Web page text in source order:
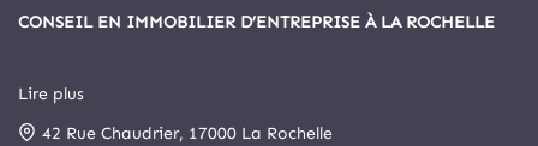
CONSEIL EN IMMOBILIER D’ENTREPRISE À LA ROCHELLE
Depuis 1999, Arthur Loyd La Rochelle est le principal cabinet
spécialisé en immobilier d’entreprise et commerce de la cité
Lire plus
42 Rue Chaudrier, 17000 La Rochelle